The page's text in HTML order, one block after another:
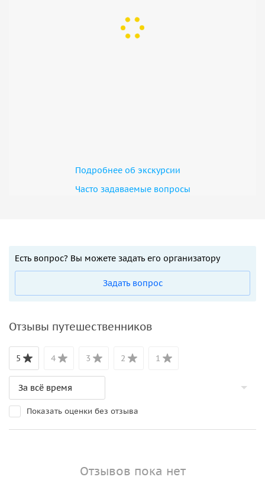
Подробнее об экскурсии
Часто задаваемые вопросы
Есть вопрос? Вы можете задать его организатору
Задать вопрос
Отзывы путешественников
5 4 3 2 1
Показать оценки без отзыва
Отзывов пока нет